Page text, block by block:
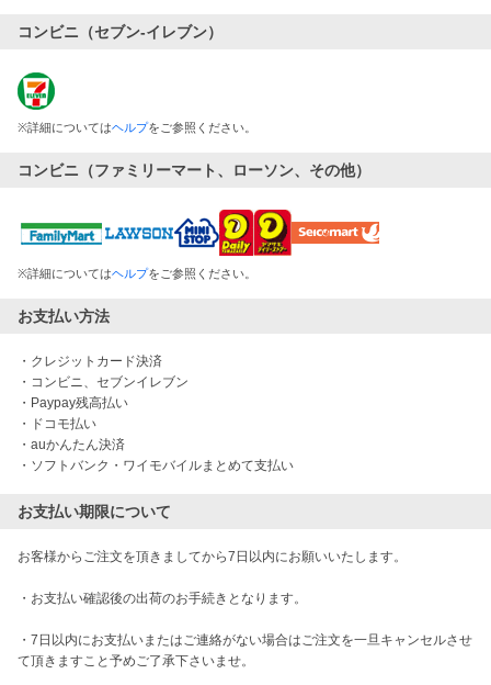
コンビニ（セブン-イレブン）
※詳細についてはヘルプをご参照ください。
コンビニ（ファミリーマート、ローソン、その他）
※詳細についてはヘルプをご参照ください。
お支払い方法
・クレジットカード決済
・コンビニ、セブンイレブン
・Paypay残高払い
・ドコモ払い
・auかんたん決済
・ソフトバンク・ワイモバイルまとめて支払い
お支払い期限について
お客様からご注文を頂きましてから7日以内にお願いいたします。
・お支払い確認後の出荷のお手続きとなります。
・7日以内にお支払いまたはご連絡がない場合はご注文を一旦キャンセルさせ
て頂きますこと予めご了承下さいませ。